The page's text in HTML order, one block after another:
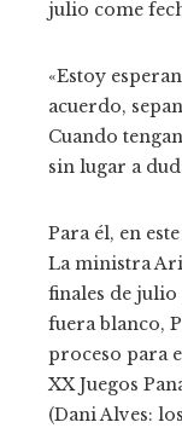
julio come
«Estoy
acuerdo,
Cuando
sin lugar a
Para él, en
La ministra
finales de julio
fuera blanco,
proceso para
XX Juegos
(Dani Alves: